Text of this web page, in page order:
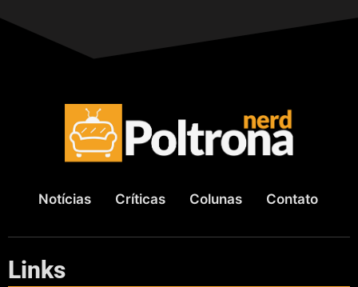
Notícias Críticas Colunas Contato
Links